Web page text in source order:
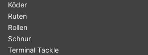
Köder
Ruten
Rollen
Schnur
Terminal Tackle